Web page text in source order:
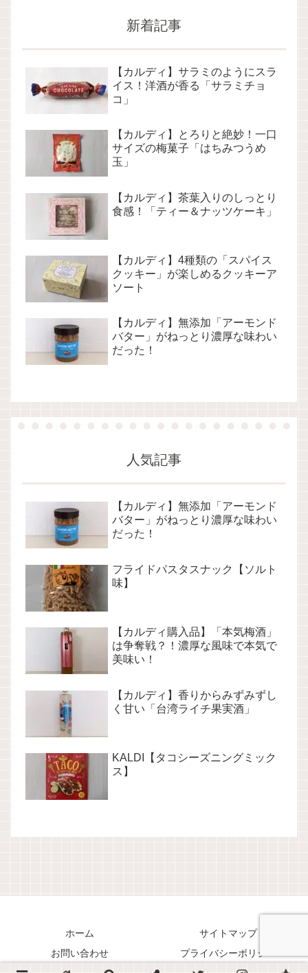
新着記事
【カルディ】サラミのようにスラ
イス！洋酒が香る「サラミチョ
コ」
【カルディ】とろりと絶妙！一口
サイズの梅菓子「はちみつうめ
玉」
【カルディ】茶葉入りのしっとり
食感！「ティー＆ナッツケーキ」
【カルディ】4種類の「スパイス
クッキー」が楽しめるクッキーア
ソート
【カルディ】無添加「アーモンド
バター」がねっとり濃厚な味わい
だった！
人気記事
【カルディ】無添加「アーモンド
バター」がねっとり濃厚な味わい
だった！
フライドパスタスナック【ソルト
味】
【カルディ購入品】「本気梅酒」
は争奪戦？！濃厚な風味で本気で
美味い！
【カルディ】香りからみずみずし
く甘い「台湾ライチ果実酒」
KALDI【タコシーズニングミック
ス】
ホーム
サイトマップ
お問い合わせ
プライバシーポリシー